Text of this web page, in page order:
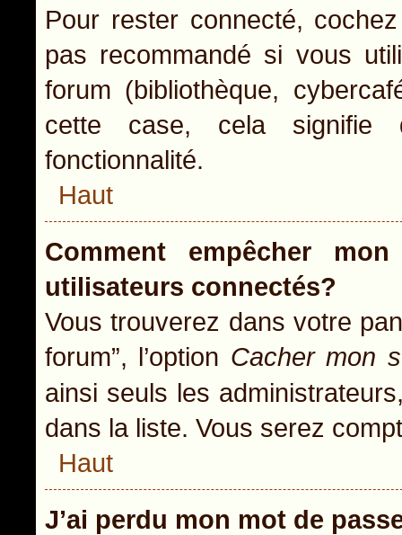
Pour rester connecté,
pas recommandé si vous
forum (bibliothèque,
cette case, cela signifie
fonctionnalité.
Haut
Comment empêcher
utilisateurs connectés?
Vous trouverez dans votre
forum”, l’option Cacher mon
ainsi seuls les
dans la liste. Vous serez
Haut
J’ai perdu mon mot de